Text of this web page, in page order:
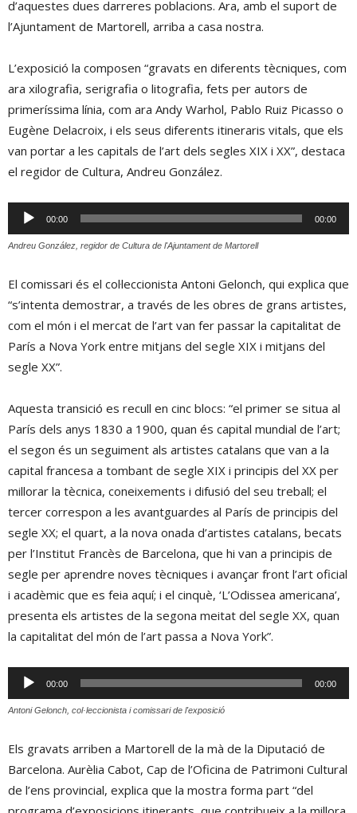
d’aquestes dues darreres poblacions. Ara, amb el suport de
l’Ajuntament de Martorell, arriba a casa nostra.
L’exposició la composen “gravats en diferents tècniques, com
ara xilografia, serigrafia o litografia, fets per autors de
primeríssima línia, com ara Andy Warhol, Pablo Ruiz Picasso o
Eugène Delacroix, i els seus diferents itineraris vitals, que els
van portar a les capitals de l’art dels segles XIX i XX”, destaca
el regidor de Cultura, Andreu González.
Reproductor
d'àudio
00:00 00:00
Andreu González, regidor de Cultura de l'Ajuntament de Martorell
El comissari és el col·leccionista Antoni Gelonch, qui explica que
“s’intenta demostrar, a través de les obres de grans artistes,
com el món i el mercat de l’art van fer passar la capitalitat de
París a Nova York entre mitjans del segle XIX i mitjans del
segle XX”.
Aquesta transició es recull en cinc blocs: “el primer se situa al
París dels anys 1830 a 1900, quan és capital mundial de l’art;
el segon és un seguiment als artistes catalans que van a la
capital francesa a tombant de segle XIX i principis del XX per
millorar la tècnica, coneixements i difusió del seu treball; el
tercer correspon a les avantguardes al París de principis del
segle XX; el quart, a la nova onada d’artistes catalans, becats
per l’Institut Francès de Barcelona, que hi van a principis de
segle per aprendre noves tècniques i avançar front l’art oficial
i acadèmic que es feia aquí; i el cinquè, ‘L’Odissea americana’,
presenta els artistes de la segona meitat del segle XX, quan
la capitalitat del món de l’art passa a Nova York”.
Reproductor
d'àudio
00:00 00:00
Antoni Gelonch, col·leccionista i comissari de l'exposició
Els gravats arriben a Martorell de la mà de la Diputació de
Barcelona. Aurèlia Cabot, Cap de l’Oficina de Patrimoni Cultural
de l’ens provincial, explica que la mostra forma part “del